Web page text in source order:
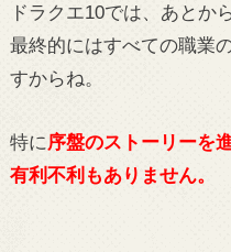
ドラクエ10では、あとか
最終的にはすべての職業
すからね。
特に 序盤のストーリーを
有利不利もありません。